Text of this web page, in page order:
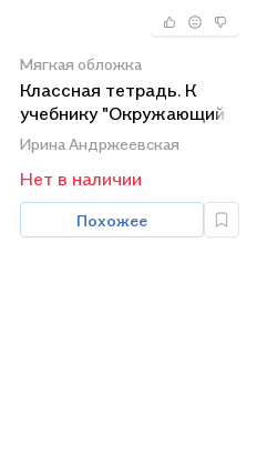
Ирина Андржеевская
Мягкая обложка
Классная тетрадь. К
учебнику "Окружающий
мир. 4 класс". В двух
частях. Часть 2
Ирина Андржеевская
Нет в наличии
Похожее